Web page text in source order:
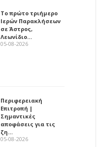
Το πρώτο τριήμερο
Ιερών Παρακλήσεων
σε Άστρος,
Λεωνίδιο…
05-08-2026
Περιφερειακή
Επιτροπή |
Σημαντικές
αποφάσεις για τις
ζη…
05-08-2026